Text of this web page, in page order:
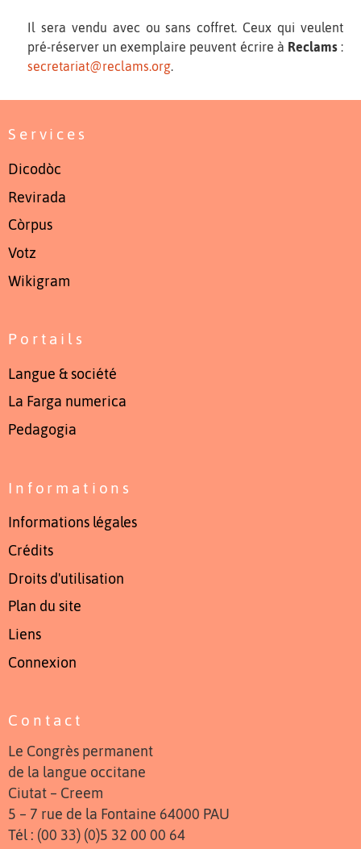
Il sera vendu avec ou sans coffret. Ceux qui veulent
pré-réserver un exemplaire peuvent écrire à Reclams:
secretariat@reclams.org.
Services
Dicodòc
Revirada
Còrpus
Votz
Wikigram
Portails
Langue & société
La Farga numerica
Pedagogia
Informations
Informations légales
Crédits
Droits d'utilisation
Plan du site
Liens
Connexion
Contact
Le Congrès permanent
de la langue occitane
Ciutat – Creem
5 – 7 rue de la Fontaine 64000 PAU
Tél : (00 33) (0)5 32 00 00 64